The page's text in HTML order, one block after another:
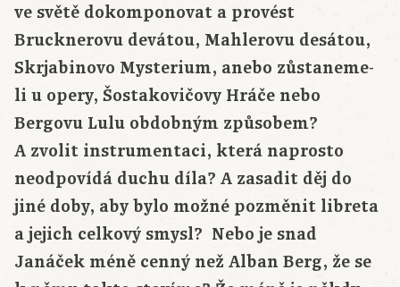
ve světě dokomponovat a provést
Brucknerovu devátou, Mahlerovu desátou,
Skrjabinovo Mysterium, anebo zůstaneme-
li u opery, Šostakovičovy Hráče nebo
Bergovu Lulu obdobným způsobem?
A zvolit instrumentaci, která naprosto
neodpovídá duchu díla? A zasadit děj do
jiné doby, aby bylo možné pozměnit libreta
a jejich celkový smysl? Nebo je snad
Janáček méně cenný než Alban Berg, že se